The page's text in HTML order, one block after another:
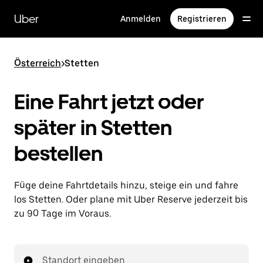
zum
Hauptinhalt
Uber Anmelden Registrieren
Österreich>Stetten
Eine Fahrt jetzt oder
später in Stetten
bestellen
Füge deine Fahrtdetails hinzu, steige ein und fahre
los Stetten. Oder plane mit Uber Reserve jederzeit bis
zu 90 Tage im Voraus.
Standort eingeben